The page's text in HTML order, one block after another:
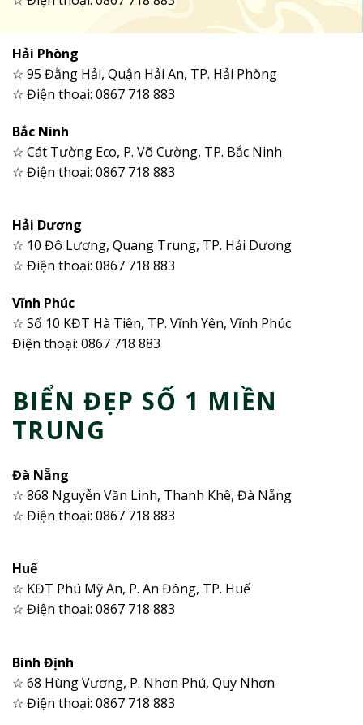
Hải Phòng
☆ 95 Đằng Hải, Quận Hải An, TP. Hải Phòng
☆ Điện thoại: 0867 718 883
Bắc Ninh
☆ Cát Tường Eco, P. Võ Cường, TP. Bắc Ninh
☆ Điện thoại: 0867 718 883
Hải Dương
☆ 10 Đô Lương, Quang Trung, TP. Hải Dương
☆ Điện thoại: 0867 718 883
Vĩnh Phúc
☆ Số 10 KĐT Hà Tiên, TP. Vĩnh Yên, Vĩnh Phúc
Điện thoại: 0867 718 883
BIỂN ĐẸP SỐ 1 MIỀN
TRUNG
Đà Nẵng
☆ 868 Nguyễn Văn Linh, Thanh Khê, Đà Nẵng
☆ Điện thoại: 0867 718 883
Huế
☆ KĐT Phú Mỹ An, P. An Đông, TP. Huế
☆ Điện thoại: 0867 718 883
Bình Định
☆ 68 Hùng Vương, P. Nhơn Phú, Quy Nhơn
☆ Điện thoại: 0867 718 883